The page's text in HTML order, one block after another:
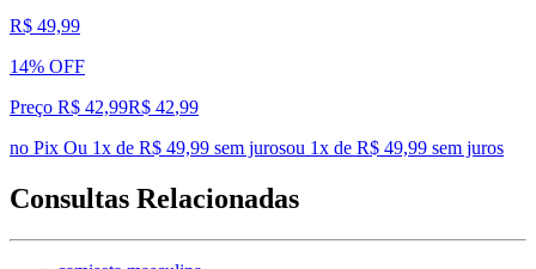
R$ 49,99
14% OFF
Preço R$ 42,99R$ 42,99
no Pix Ou 1x de R$ 49,99 sem jurosou 1x de R$ 49,99 sem juros
Consultas Relacionadas